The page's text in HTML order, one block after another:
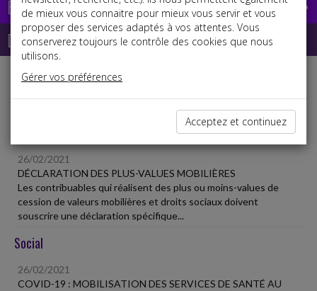
Base documentaire
Dépêches
Liste des dernières dépêches
26/02/2021
DÉCLARATION DES PLUS-VALUES MOBILIÈRES
Les contribuables qui réalisent des plus ou moins-values de
cession de valeurs mobilières et droits sociaux doivent
souscrire une déclaration spécifique...
Social
26/02/2021
COVID-19 : MOBILISATION DES SERVICES DE SANTÉ AU
de mieux vous connaitre pour mieux vous servir et vous
proposer des services adaptés à vos attentes. Vous
conserverez toujours le contrôle des cookies que nous
utilisons.
Gérer vos préférences
Acceptez et continuez